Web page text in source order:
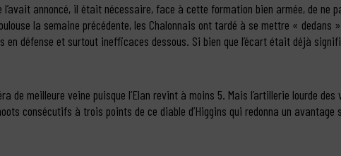
l’avait annoncé, il était nécessaire, face à cette formation bien armée, de ne
la semaine précédente, les Chalonnais ont tardé à se mettre « dedans
en défense et surtout inefficaces dessous. Si bien que l’écart était déjà
de meilleure veine puisque l’Elan revint à moins 5. Mais l’artillerie lourde
consécutifs à trois points de ce diable d’Higgins qui redonna un